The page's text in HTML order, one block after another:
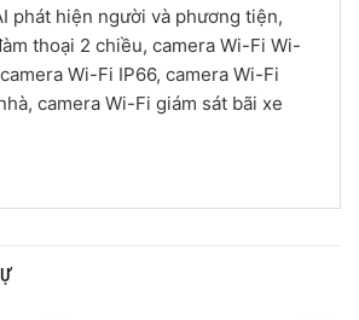
phát hiện người và phương tiện,
thoại 2 chiều, camera Wi-Fi Wi-
Wi-Fi IP66, camera Wi-Fi
camera Wi-Fi giám sát bãi xe